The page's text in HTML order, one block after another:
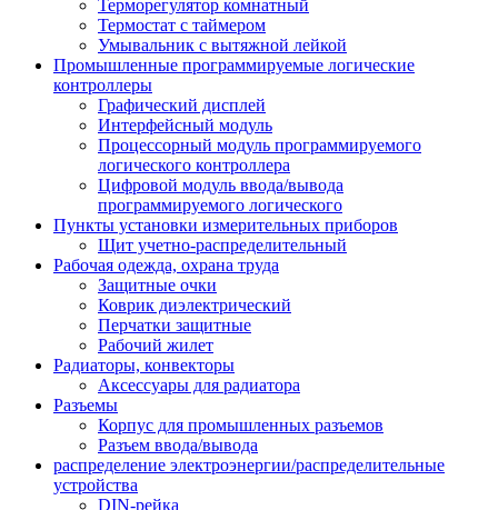
Терморегулятор комнатный
Термостат с таймером
Умывальник с вытяжной лейкой
Промышленные программируемые логические
контроллеры
Графический дисплей
Интерфейсный модуль
Процессорный модуль программируемого
логического контроллера
Цифровой модуль ввода/вывода
программируемого логического
Пункты установки измерительных приборов
Щит учетно-распределительный
Рабочая одежда, охрана труда
Защитные очки
Коврик диэлектрический
Перчатки защитные
Рабочий жилет
Радиаторы, конвекторы
Аксессуары для радиатора
Разъемы
Корпус для промышленных разъемов
Разъем ввода/вывода
распределение электроэнергии/распределительные
устройства
DIN-рейка